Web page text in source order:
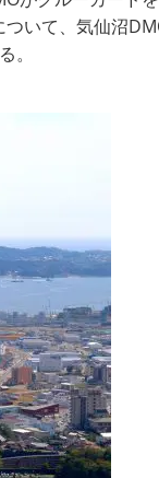
いて、気仙沼
。